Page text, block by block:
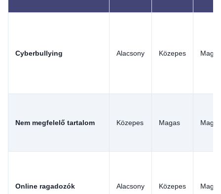
Cyberbullying Alacsony Közepes Magas
Nem megfelelő tartalom Közepes Magas Magas
Online ragadozók Alacsony Közepes Magas